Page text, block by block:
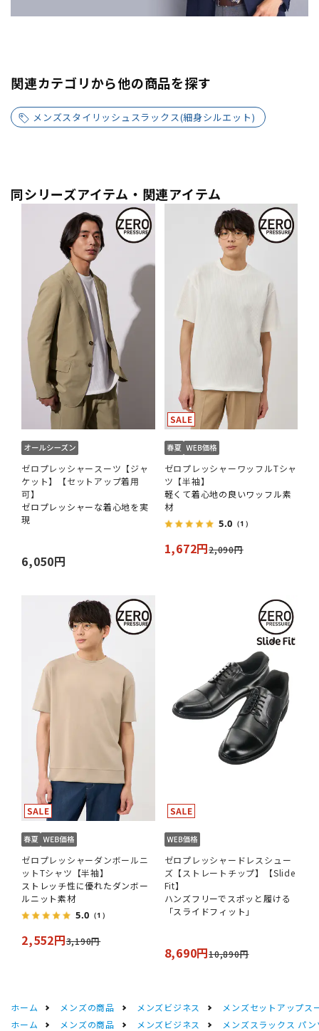
関連カテゴリから他の商品を探す
メンズスタイリッシュスラックス(細身シルエット)
同シリーズアイテム・関連アイテム
ゼロプレッシャースーツ【ジャ
ケット】【セットアップ着用
可】
ゼロプレッシャーな着心地を実
現
6,050円
ゼロプレッシャーワッフルTシャ
ツ【半袖】
軽くて着心地の良いワッフル素
材
5.0 （1）
1,672円2,090円
ゼロプレッシャーダンボールニ
ットTシャツ【半袖】
ストレッチ性に優れたダンボー
ルニット素材
5.0 （1）
2,552円3,190円
ゼロプレッシャードレスシュー
ズ【ストレートチップ】【Slide
Fit】
ハンズフリーでスポッと履ける
「スライドフィット」
8,690円10,890円
ホーム メンズの商品 メンズビジネス
メンズセットアップス
ホーム
メンズの商品 メンズビジネス
メンズスラックス パン